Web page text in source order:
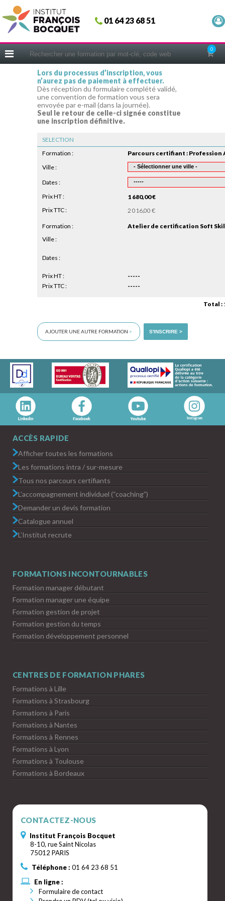
01 64 23 68 51
0
Fermer
ACCUEIL
CERIFICATIONS
INTRAS | SUR-MESURE
COACHING
EN PRATIQUE
CONSEILS MICRO-COACHING
PODCAST
WEBINAIRES
QUESTIONNAIRE GRATUIT
Lors du processus d’inscription, vous
n’aurez pas de paiement à effectuer.
Dès réception du formulaire complété validé,
une convention de formation vous sera
envoyée par e-mail (dans la journée).
Seul le retour de celle-ci signée constitue
une inscription définitive.
Total :
Formation :
Ville :
Dates :
Prix HT :
1 680,00 €
Prix TTC :
2 016,00 €
SELECTION
Formation :
Atelier de certification Soft
Ville :
Dates :
Prix HT :
-----
Prix TTC :
-----
AJOUTER UNE AUTRE FORMATION > S'INSCRIRE >
ACCÈS RAPIDE
Afficher toutes les formations
Les formations intra / sur-mesure
Tous nos parcours certifiants
L’accompagnement individuel (“coaching”)
Demander un devis formation
Catalogue annuel
L’Institut recrute
FORMATIONS INCONTOURNABLES
Formation manager débutant
Formation manager une équipe
Formation gestion de projet
Formation gestion du temps
Formation développement personnel
CENTRES DE FORMATION PHARES
Formations à Lille
Formations à Strasbourg
Formations à Paris
Formations à Nantes
Formations à Rennes
Formations à Lyon
Formations à Toulouse
Formations à Bordeaux
CONTACTEZ-NOUS
Institut François Bocquet
8-10, rue Saint Nicolas
75012 PARIS
Téléphone : 01 64 23 68 51
En ligne :
Formulaire de contact